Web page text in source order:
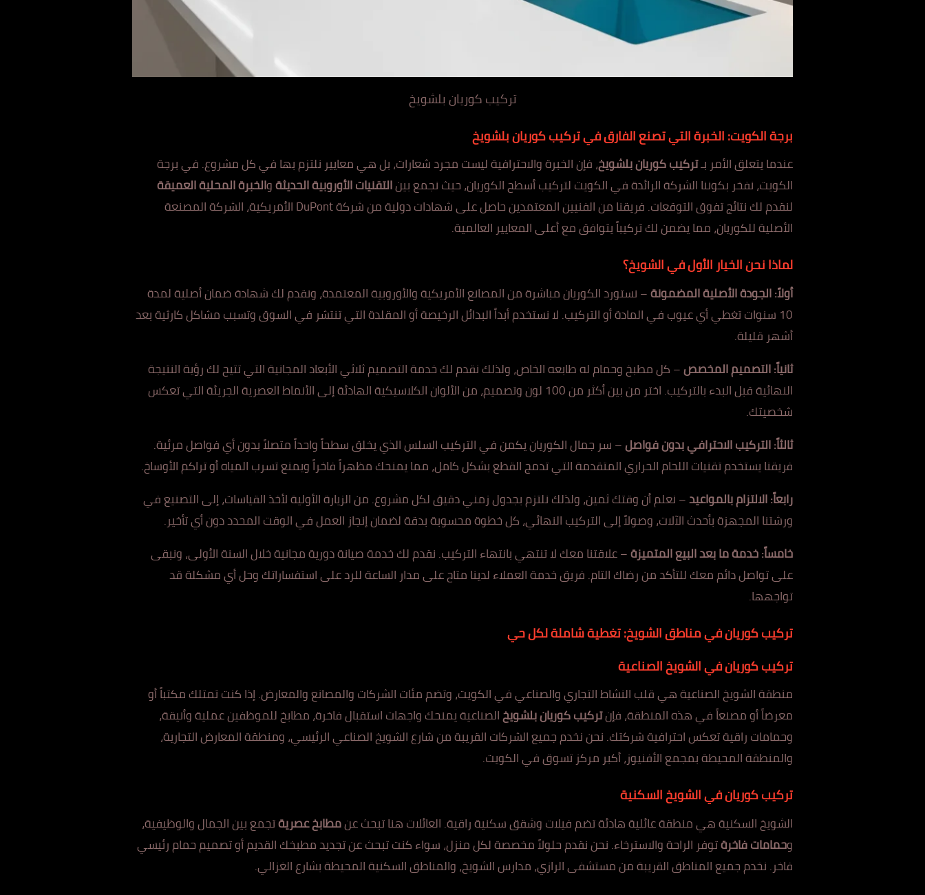
تركيب كوريان بلشويخ
برجة الكويت: الخبرة التي تصنع الفارق في تركيب كوريان بلشويخ
عندما يتعلق الأمر بـتركيب كوريان بلشويخ، فإن الخبرة والاحترافية ليست مجرد شعارات، بل هي معايير نلتزم بها فيكل مشروع. في برجة
الكويت، نفخر بكوننا الشركة الرائدة في الكويت لتركيب أسطح الكوريان، حيث نجمع بينالتقنيات الأوروبية الحديثةوالخبرة المحلية العميقة
لن
قدم لك نتائج تفوق التوقعات. فريقنا من الفنيين المعتمدين حاصل على شهادات دولية من شركة DuPont الأمريكية، الشركة المصنعة
الأصلية للكوريان، مما يضمن لك تركيباً يتوافق مع أعلى المعايير العالمية.
لماذا نحن الخيار الأول في الشويخ؟
أولاً: الجودة الأصلية المضمونة– نستورد الكوريان مباشرة من المصانع الأمريكية والأوروبية المعتمدة، ونقدم لك شهادة ضمان أصلية لمدة
10 سنوات تغطي أي ع
يوب في المادة أو التركيب. لا نستخدم أبداً البدائل الرخيصة أو المقلدة التي تنتشر في السوق وتسبب مشاكل كارثية بعد
أشهر قليلة.
ثانياً: التصميم المخصص– كل مطبخ وحمام له طابعه الخاص، ولذلك نقدم لك خدمة التصميم ثلاثي الأبعاد المجانية التي تتيح لك رؤية النتيجة
النهائية قبل البدء بالتركيب. اختر من بين أكثر من 100 لون وتصميم، من الأل
وان الكلاسيكية الهادئة إلى الأنماط العصرية الجريئة التي تعكس
شخصيتك.
ثالثاً: التركيب الاحترافي بدونفواصل– سر جمال الكوريان يكمن في التركيب السلس الذي يخلق سطحاً واحداً متصلاً بدون أي فواصل مرئية.
فريقنا يستخدم تقنيات اللحام الحراري المتقدمة التي تدمج القطع بشكل كامل، مما يمنحك مظهراً فاخراً ويمنع تسرب المياه أو تراكم الأوساخ.
رابعاً: الالتزام بالمواعيد– نعلم أن وقتك ثمين، ولذلك نلتزم بجدول زمني دقيق لكل مشروع. من الزيارة الأولية لأخذ القياسات، إلى التصنيع في
ورشتنا المجهزة بأحدث الآلات، وصولاً إلى التركيب النهائي،كل خطوة محسوبة بدقة لضمان إنجاز العمل في الوقت المحدد دون أي تأخير.
خامساً: خدمة ما بعد البيع المتميزة– علاقتنا معك لا تنتهي بانتهاء التركيب. نقدم لك خدمة صيانة دورية مجانية خلال السنة الأولى،ونبقى
على تواصل دائم معك للتأكد من رضاك التام. فريق خدمة العملاء لدينا متاح على مدار الساعة للرد على استفساراتك وحل أي مشكلة قد
تواجهها.
تركيب كوريانفيمناطق الشويخ: تغطية شاملة لكل حي
تركيب كوريان في الشويخ الصناعية
منطقة الشويخ الصناعية هي قلب النشاط التجاري والصناعي في الكويت، وتضم مئات الشركات والمصانع والمعارض. إذا كنت تمتلك مكتباً أو
معرضاً أو مصنعاً في هذه المنطقة، فإنتركيب كوريان بلشويخالصناعية يمنحك واجهاتاستقبال فاخرة، مطابخ للموظفين عملية وأنيقة،
وحمامات راقية تعكس احترافية شركتك. نحن نخدم جميع الشركات القريبة من شارع الشويخ الصناعيالرئيسي، ومنطقة المعارض التجارية،
والمنطقة المحيطة بمجمع الأفنيوز، أكبر مركز تسوق في الكويت.
تركيب كوريان في الشويخ السكنية
الشويخ السكنية هي منطقة عائلية هادئة تضم فيلات وشقق سكنية راقية. العائلات هنا تبحث عنمطابخ عصريةتجمع بين الجمال والوظيفية،
وحمامات فاخرةتوفر الراحة والاسترخاء. نحن نقدم حلولاً مخصصة لكل منزل، سواء كنت تبحث عن تجديد مطبخك القديم أو تصميم حمام رئيسي
فاخر. نخدم جميع المناطق القريبة من مستشفى الرازي، مدارس الشويخ، والمناطق السكنية المحيطة بشارع الغزالي.